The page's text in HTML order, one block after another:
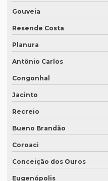
Preço interpretação simultânea
Preço lauda tradução
Preço revisão tradução
Preço tabela tradução inglês
Preço para tradução
Preço de tradução de árabe
Preço tradução em chinês
Preço tradução para francês
Preço de tradução juramentada
Gouveia
Resende Costa
Planura
Antônio Carlos
Congonhal
Jacinto
Recreio
Bueno Brandão
Coroaci
Conceição dos Ouros
Eugenópolis